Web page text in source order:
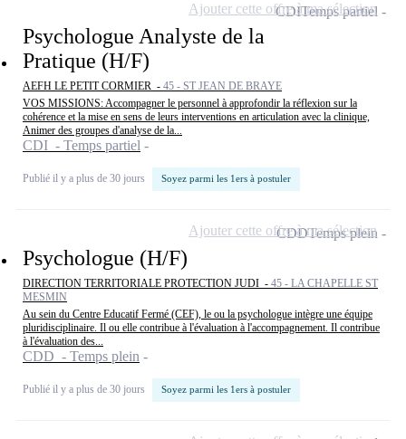
Psychologue Analyste de la
Pratique (H/F)
AEFH LE PETIT CORMIER - 45 - ST JEAN DE BRAYE
VOS MISSIONS: Accompagner le personnel à approfondir la réflexion sur la
cohérence et la mise en sens de leurs interventions en articulation avec la clinique,
Animer des groupes d'analyse de la...
CDI - Temps partiel
Publié il y a plus de 30 jours Soyez parmi les 1ers à postuler
CDITemps partiel
Ajouter cette offre à ma sélection
Psychologue (H/F)
DIRECTION TERRITORIALE PROTECTION JUDI - 45 - LA CHAPELLE ST
MESMIN
Au sein du Centre Educatif Fermé (CEF), le ou la psychologue intègre une équipe
pluridisciplinaire. Il ou elle contribue à l'évaluation à l'accompagnement. Il contribue
à l'évaluation des...
CDD - Temps plein
Publié il y a plus de 30 jours Soyez parmi les 1ers à postuler
CDDTemps plein
Ajouter cette offre à ma sélection